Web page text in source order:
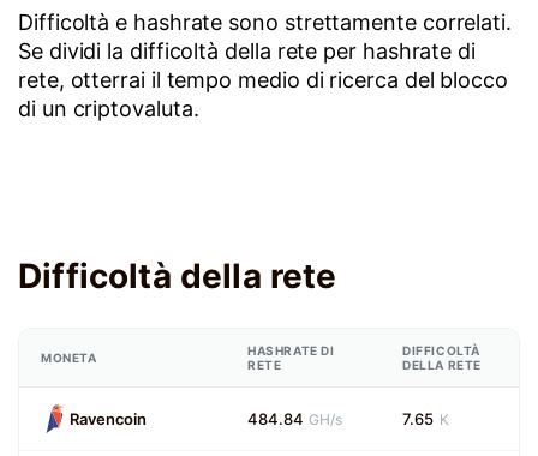
Difficoltà e hashrate sono strettamente correlati.
Se dividi la difficoltà della rete per hashrate di
rete, otterrai il tempo medio di ricerca del blocco
di un criptovaluta.
Difficoltà della rete
MONETA
HASHRATE DI
RETE
DIFFICOLTÀ
DELLA RETE
Ravencoin 484.84 GH/s 7.65 K